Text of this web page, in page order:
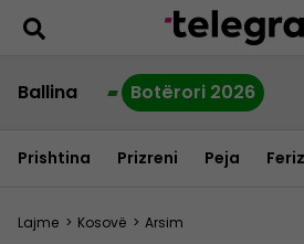
Ballina Botërori 2026
Prishtina Prizreni Peja
Lajme > Kosovë > Arsim